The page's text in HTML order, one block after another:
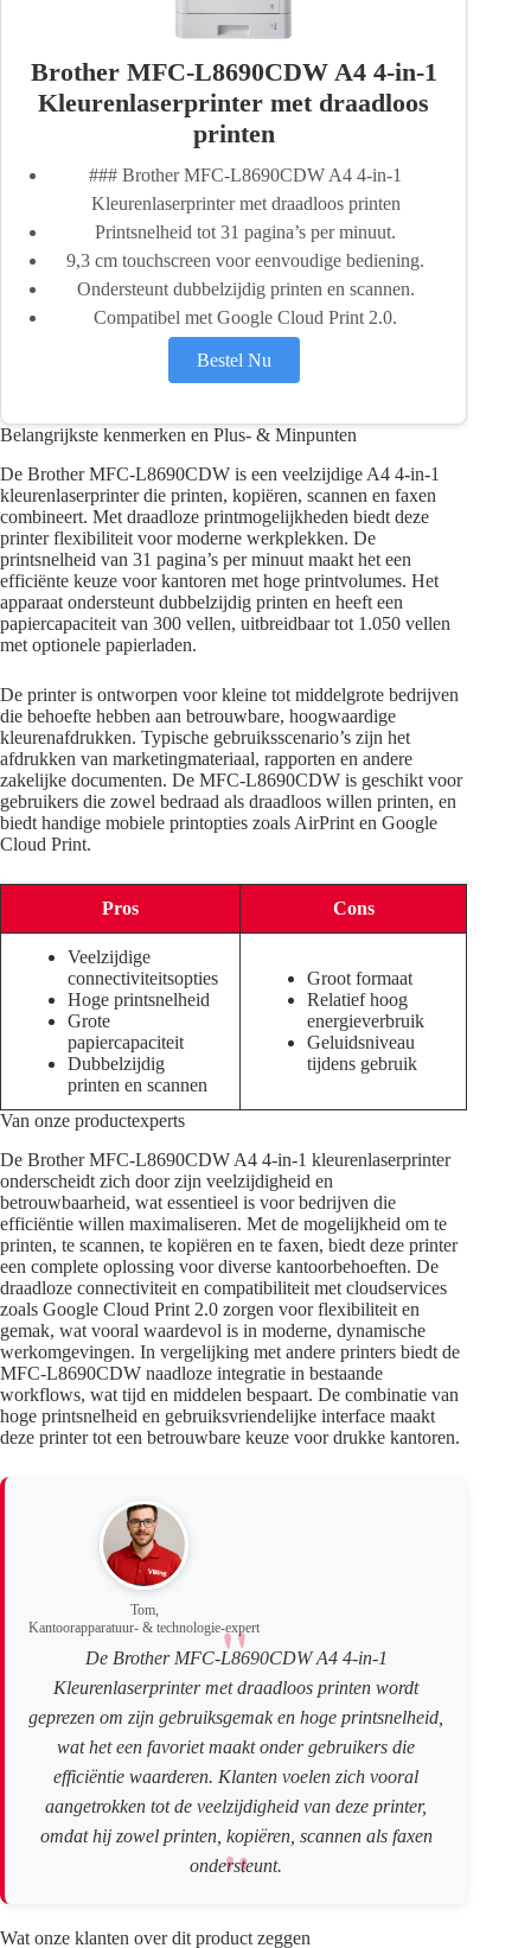
Brother MFC-L8690CDW A4 4-in-1
Kleurenlaserprinter met draadloos
printen
### Brother MFC-L8690CDW A4 4-in-1
Kleurenlaserprinter met draadloos printen
Printsnelheid tot 31 pagina’s per minuut.
9,3 cm touchscreen voor eenvoudige bediening.
Ondersteunt dubbelzijdig printen en scannen.
Compatibel met Google Cloud Print 2.0.
Bestel Nu
Belangrijkste kenmerken en Plus- & Minpunten
De Brother MFC-L8690CDW is een veelzijdige A4 4-in-1
kleurenlaserprinter die printen, kopiëren, scannen en faxen
combineert. Met draadloze printmogelijkheden biedt deze
printer flexibiliteit voor moderne werkplekken. De
printsnelheid van 31 pagina’s per minuut maakt het een
efficiënte keuze voor kantoren met hoge printvolumes. Het
apparaat ondersteunt dubbelzijdig printen en heeft een
papiercapaciteit van 300 vellen, uitbreidbaar tot 1.050 vellen
met optionele papierladen.
De printer is ontworpen voor kleine tot middelgrote bedrijven
die behoefte hebben aan betrouwbare, hoogwaardige
kleurenafdrukken. Typische gebruiksscenario’s zijn het
afdrukken van marketingmateriaal, rapporten en andere
zakelijke documenten. De MFC-L8690CDW is geschikt voor
gebruikers die zowel bedraad als draadloos willen printen, en
biedt handige mobiele printopties zoals AirPrint en Google
Cloud Print.
Pros Cons
Veelzijdige
connectiviteitsopties
Hoge printsnelheid
Grote
papiercapaciteit
Dubbelzijdig
printen en scannen
Groot formaat
Relatief hoog
energieverbruik
Geluidsniveau
tijdens gebruik
Van onze productexperts
De Brother MFC-L8690CDW A4 4-in-1 kleurenlaserprinter
onderscheidt zich door zijn veelzijdigheid en
betrouwbaarheid, wat essentieel is voor bedrijven die
efficiëntie willen maximaliseren. Met de mogelijkheid om te
printen, te scannen, te kopiëren en te faxen, biedt deze printer
een complete oplossing voor diverse kantoorbehoeften. De
draadloze connectiviteit en compatibiliteit met cloudservices
zoals Google Cloud Print 2.0 zorgen voor flexibiliteit en
gemak, wat vooral waardevol is in moderne, dynamische
werkomgevingen. In vergelijking met andere printers biedt de
MFC-L8690CDW naadloze integratie in bestaande
workflows, wat tijd en middelen bespaart. De combinatie van
hoge printsnelheid en gebruiksvriendelijke interface maakt
deze printer tot een betrouwbare keuze voor drukke kantoren.
Tom,
Kantoorapparatuur- & technologie-expert
De Brother MFC-L8690CDW A4 4-in-1
Kleurenlaserprinter met draadloos printen wordt
geprezen om zijn gebruiksgemak en hoge printsnelheid,
wat het een favoriet maakt onder gebruikers die
efficiëntie waarderen. Klanten voelen zich vooral
aangetrokken tot de veelzijdigheid van deze printer,
omdat hij zowel printen, kopiëren, scannen als faxen
ondersteunt.
Wat onze klanten over dit product zeggen